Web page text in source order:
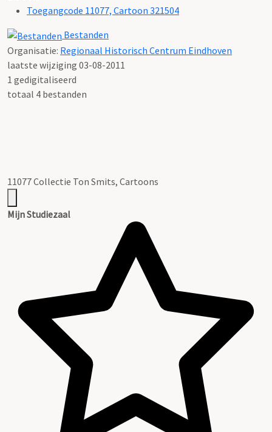
Toegangcode 11077, Cartoon 321504
Bestanden
Organisatie: Regionaal Historisch Centrum Eindhoven
laatste wijziging 03-08-2011
1 gedigitaliseerd
totaal 4 bestanden
11077 Collectie Ton Smits, Cartoons
Mijn Studiezaal